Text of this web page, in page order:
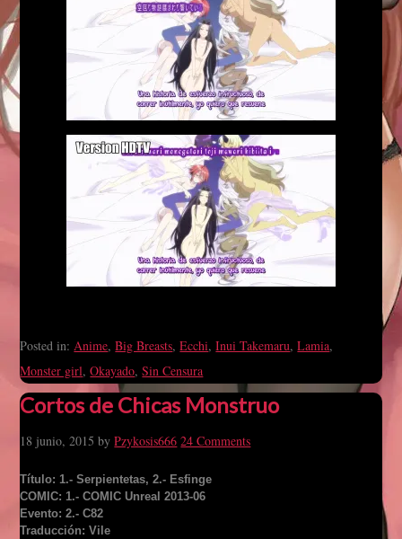
Posted in:Anime,Big Breasts,Ecchi,Inui Takemaru,Lamia,
Monster girl,Okayado,Sin Censura
Cortos de Chicas Monstruo
18 junio, 2015 byPzykosis666 24 Comments
Título: 1.- Serpientetas, 2.- Esfinge
COMIC: 1.- COMIC Unreal 2013-06
Evento: 2.- C82
Traducción: Vile